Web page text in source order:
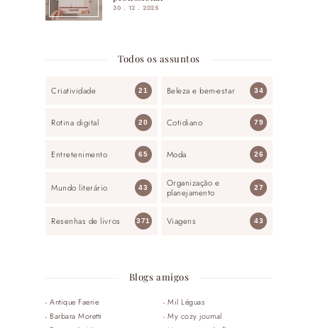
30 . 12 . 2025
Todos os assuntos
Criatividade 21 Beleza e bem-estar 34
Rotina digital 20 Cotidiano 79
Entretenimento 65 Moda 26
Mundo literário 43
Organização e
planejamento
27
Resenhas de livros 371 Viagens 43
Blogs amigos
Antique Faerie
Barbara Moretti
Mil Léguas
My cozy journal